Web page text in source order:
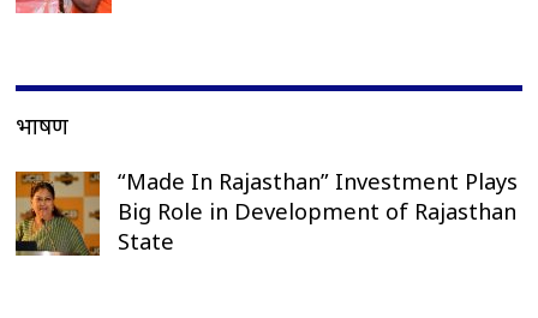
भाषण
“Made In Rajasthan” Investment Plays
Big Role in Development of Rajasthan
State